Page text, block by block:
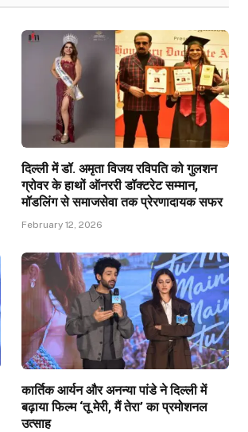
दिल्ली में डॉ. अमृता विजय रविपति को गुलशन
ग्रोवर के हाथों ऑनररी डॉक्टरेट सम्मान,
मॉडलिंग से समाजसेवा तक प्रेरणादायक सफर
February 12, 2026
कार्तिक आर्यन और अनन्या पांडे ने दिल्ली में
बढ़ाया फिल्म ‘तू मेरी, मैं तेरा’ का प्रमोशनल
उत्साह